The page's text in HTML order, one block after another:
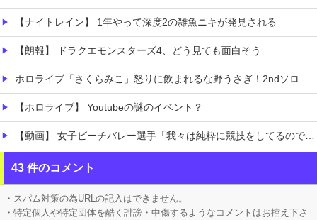
【ナイトレイン】 1年やって深度2の雑魚ニキが発見される
【朗報】 ドラクエモンスターズ4、どう見ても面白そう
ホロライブ「さくらみこ」怒りに飲まれるな野うさぎ！2ndソロライブで犯行予告「咲き乱れみこち」一線を越えた発言に一部35Pが酷いこと言うなと怒る
【ホロライブ】 Youtubeの謎のイベント？
【動画】 女子ビーチバレー選手「我々は純粋に競技をしてるので性的な目で見ないでください！！」
【炎上】 居酒屋『6人で4939円』の会計に賛否→なんG民の投票結果が笑えるｗｗｗ
【有能】 政府「トラックはサービスエリア利用有料化すればサボらず走るし流問題解決じゃね？」
43 件のコメント
・スパム対策の為URLの記入はできません。
・特定個人や特定団体を酷く誹謗・中傷するようなコメントはお控え下さ